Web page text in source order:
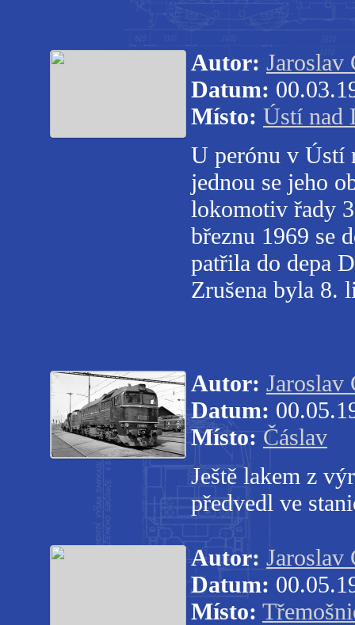
Autor: Jaroslav
Datum:
Místo: Ústí nad
U perónu v Ústí
jednou se jeho
lokomotiv řady
březnu 1969 se
patřila do depa
Zrušena byla 8.
Autor: Jaroslav
Datum:
Místo: Čáslav
Ještě lakem z
předvedl ve
Autor: Jaroslav
Datum:
Místo: